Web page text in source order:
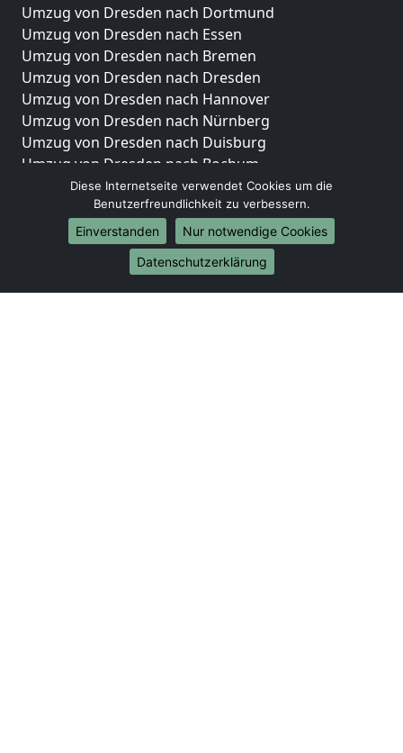
Umzug von Dresden nach Dortmund
Umzug von Dresden nach Essen
Umzug von Dresden nach Bremen
Umzug von Dresden nach Dresden
Umzug von Dresden nach Hannover
Umzug von Dresden nach Nürnberg
Umzug von Dresden nach Duisburg
Umzug von Dresden nach Bochum
Umzug von Dresden nach Wuppertal
Umzug von Dresden nach Bielefeld
Umzug von Dresden nach Bonn
Umzug von Dresden nach Münster
Diese Internetseite verwendet Cookies um die
Benutzerfreundlichkeit zu verbessern.
Einverstanden
Nur notwendige Cookies
Datenschutzerklärung